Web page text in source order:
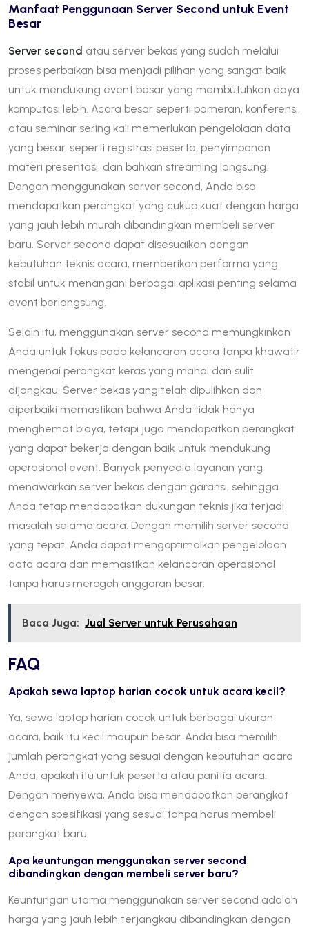
Manfaat Penggunaan Server Second untuk Event
Besar
Server second atau server bekas yang sudah melalui
proses perbaikan bisa menjadi pilihan yang sangat baik
untuk mendukung event besar yang membutuhkan daya
komputasi lebih. Acara besar seperti pameran, konferensi,
atau seminar sering kali memerlukan pengelolaan data
yang besar, seperti registrasi peserta, penyimpanan
materi presentasi, dan bahkan streaming langsung.
Dengan menggunakan server second, Anda bisa
mendapatkan perangkat yang cukup kuat dengan harga
yang jauh lebih murah dibandingkan membeli server
baru. Server second dapat disesuaikan dengan
kebutuhan teknis acara, memberikan performa yang
stabil untuk menangani berbagai aplikasi penting selama
event berlangsung.
Selain itu, menggunakan server second memungkinkan
Anda untuk fokus pada kelancaran acara tanpa khawatir
mengenai perangkat keras yang mahal dan sulit
dijangkau. Server bekas yang telah dipulihkan dan
diperbaiki memastikan bahwa Anda tidak hanya
menghemat biaya, tetapi juga mendapatkan perangkat
yang dapat bekerja dengan baik untuk mendukung
operasional event. Banyak penyedia layanan yang
menawarkan server bekas dengan garansi, sehingga
Anda tetap mendapatkan dukungan teknis jika terjadi
masalah selama acara. Dengan memilih server second
yang tepat, Anda dapat mengoptimalkan pengelolaan
data acara dan memastikan kelancaran operasional
tanpa harus merogoh anggaran besar.
Baca Juga: Jual Server untuk Perusahaan
FAQ
Apakah sewa laptop harian cocok untuk acara kecil?
Ya, sewa laptop harian cocok untuk berbagai ukuran
acara, baik itu kecil maupun besar. Anda bisa memilih
jumlah perangkat yang sesuai dengan kebutuhan acara
Anda, apakah itu untuk peserta atau panitia acara.
Dengan menyewa, Anda bisa mendapatkan perangkat
dengan spesifikasi yang sesuai tanpa harus membeli
perangkat baru.
Apa keuntungan menggunakan server second
dibandingkan dengan membeli server baru?
Keuntungan utama menggunakan server second adalah
harga yang jauh lebih terjangkau dibandingkan dengan